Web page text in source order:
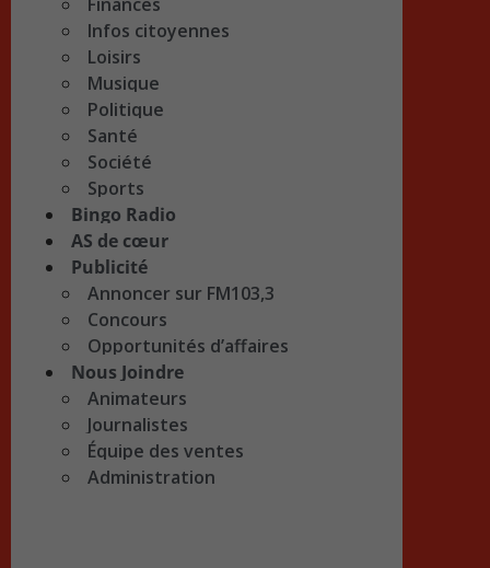
Infos citoyennes
Loisirs
Musique
Politique
Santé
Société
Sports
Bingo Radio
AS de cœur
Publicité
Annoncer sur FM103,3
Concours
Opportunités d’affaires
Nous Joindre
Animateurs
Journalistes
Équipe des ventes
Administration